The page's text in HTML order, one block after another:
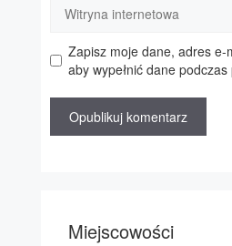
internetowa
Zapisz moje dane, adres
aby wypełnić dane
Miejscowości